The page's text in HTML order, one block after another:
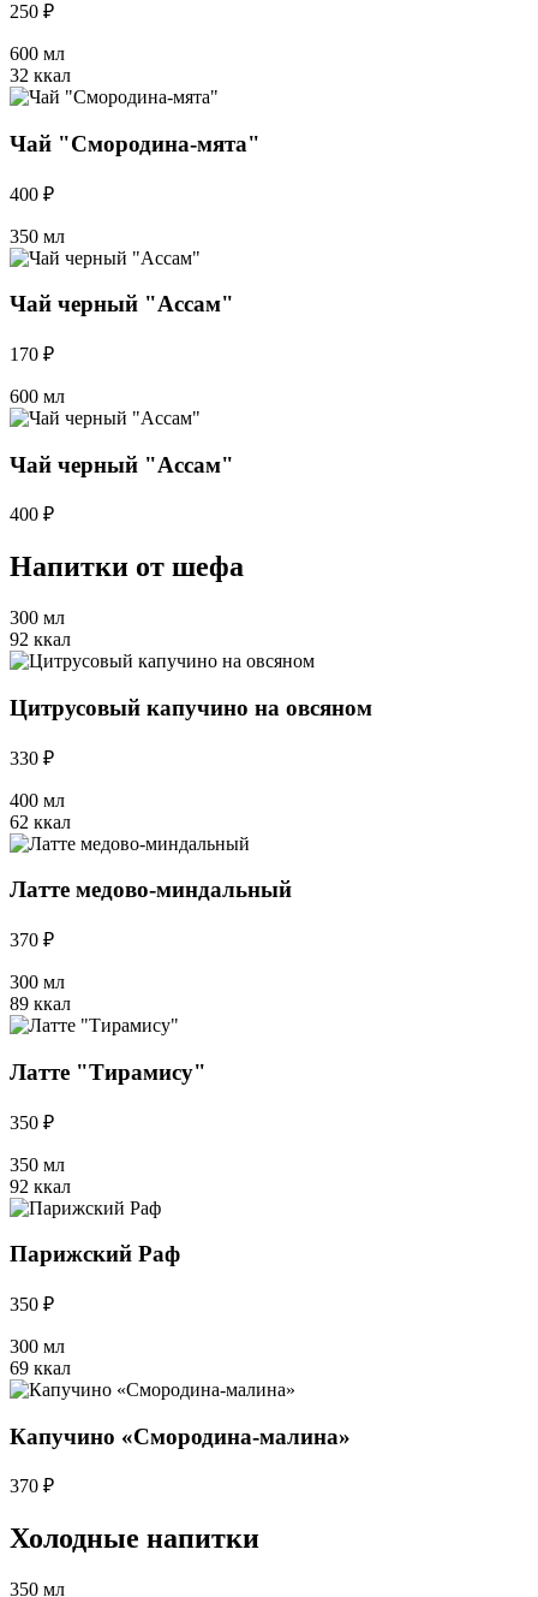
250 ₽
600 мл
32 ккал
Чай "Смородина-мята"
400 ₽
350 мл
Чай черный "Ассам"
170 ₽
600 мл
Чай черный "Ассам"
400 ₽
Напитки от шефа
300 мл
92 ккал
Цитрусовый капучино на овсяном
330 ₽
400 мл
62 ккал
Латте медово-миндальный
370 ₽
300 мл
89 ккал
Латте "Тирамису"
350 ₽
350 мл
92 ккал
Парижский Раф
350 ₽
300 мл
69 ккал
Капучино «Смородина-малина»
370 ₽
Холодные напитки
350 мл